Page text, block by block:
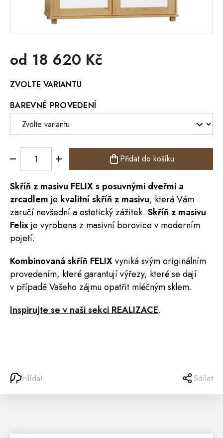
od 18 620 Kč
cena:
ZVOLTE VARIANTU
BAREVNÉ PROVEDENÍ
Přidat do košíku
Skříň z masivu FELIXs posuvnými dveřmi a
zrcadlem je kvalitní skříň z masivu, která Vám
zaručí nevšední a estetický zážitek. Skříň z masivu
Felixje vyrobena z masivní borovice v moderním
pojetí.
Kombinovaná skříň FELIXvyniká svým originálním
provedením, které garantují výřezy, které se dají
v případě Vašeho zájmu opatřit mléčným sklem.
Inspirujte se v naši sekci REALIZACE.
Hlídat Sdílet